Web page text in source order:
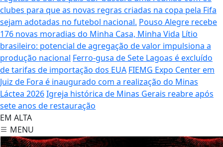
clubes para que as novas regras criadas na copa pela Fifa
sejam adotadas no futebol nacional. Pouso Alegre recebe
176 novas moradias do Minha Casa, Minha Vida Lítio
brasileiro: potencial de agregação de valor impulsiona a
produção nacional Ferro-gusa de Sete Lagoas é excluído
de tarifas de importação dos EUA FIEMG Expo Center em
Juiz de Fora é inaugurado com a realização do Minas
Láctea 2026Igreja histórica de Minas Gerais reabre após
sete anos de restauração
EM ALTA
MENU